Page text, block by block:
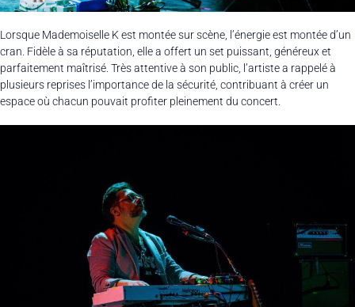
Lorsque Mademoiselle K est montée sur scène, l’énergie est montée d’un
cran. Fidèle à sa réputation, elle a offert un set puissant, généreux et
parfaitement maîtrisé. Très attentive à son public, l’artiste a rappelé à
plusieurs reprises l’importance de la sécurité, contribuant à créer un
espace où chacun pouvait profiter pleinement du concert.